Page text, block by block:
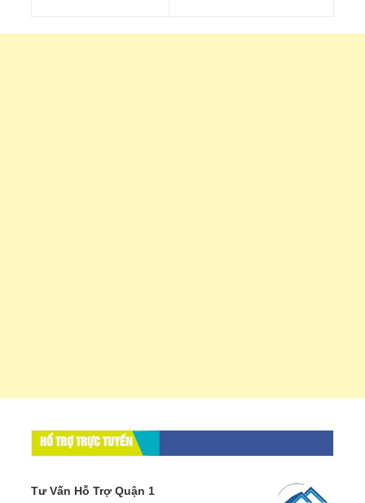
HỔ TRỢ TRỰC TUYẾN
Tư Vấn Hỗ Trợ Quận 1